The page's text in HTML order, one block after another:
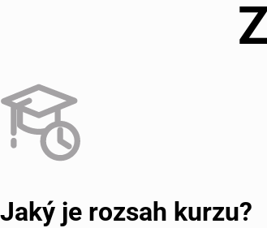
Jaký je rozsah kurzu?